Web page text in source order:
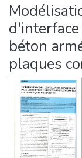
béton
plaques